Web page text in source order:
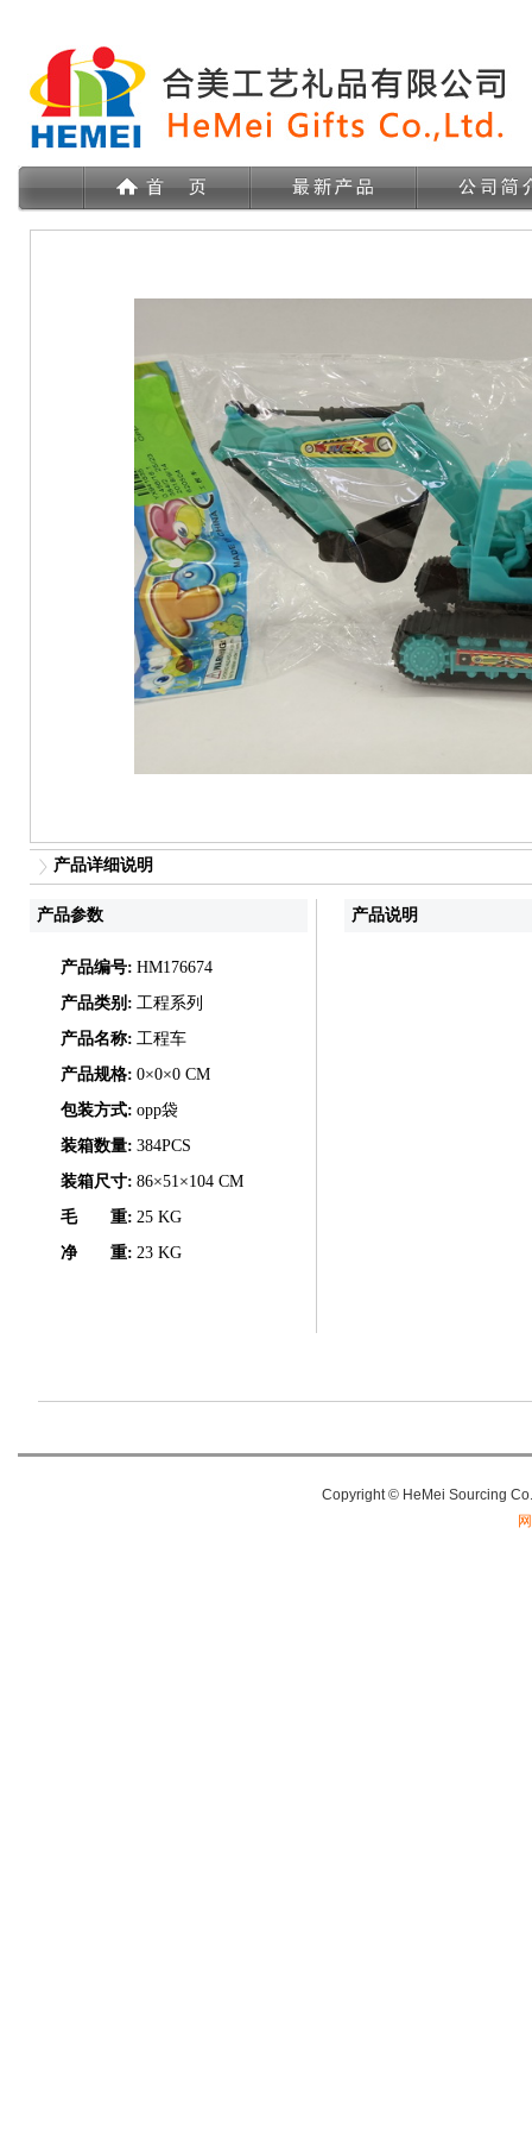
产品详细说明
产品参数
产品编号: HM176674
产品类别: 工程系列
产品名称: 工程车
产品规格: 0×0×0 CM
包装方式: opp袋
装箱数量: 384PCS
装箱尺寸: 86×51×104 CM
毛 重: 25 KG
净 重: 23 KG
产品说明
Copyright© HeMei Sourcing